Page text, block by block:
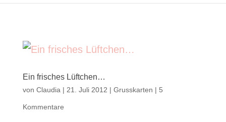
Ein frisches Lüftchen…
von Claudia | 21. Juli 2012 | Grusskarten | 5
Kommentare